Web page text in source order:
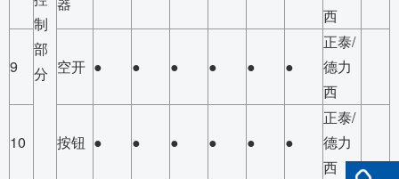
制
部
分
西
9 空开 ● ● ● ● ● ●
正泰/
德力
西
10 按钮 ● ● ● ● ● ●
正泰/
德力
西